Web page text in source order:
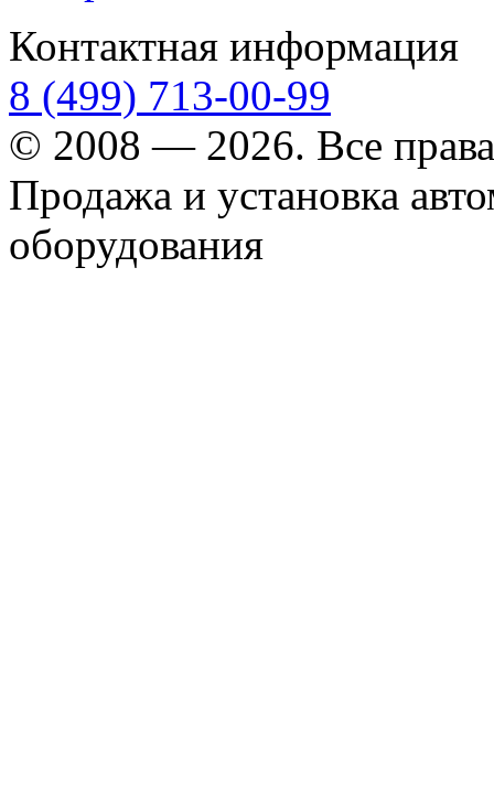
Контактная информация
8 (499) 713-00-99
© 2008 — 2026. Все
Продажа и установка
оборудования